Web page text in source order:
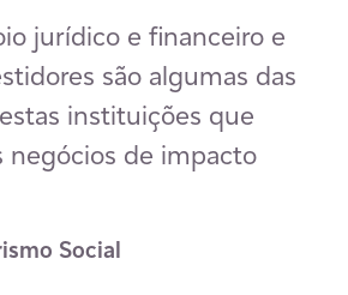
jurídico e financeiro e
são algumas das
instituições que
negócios de impacto
Social